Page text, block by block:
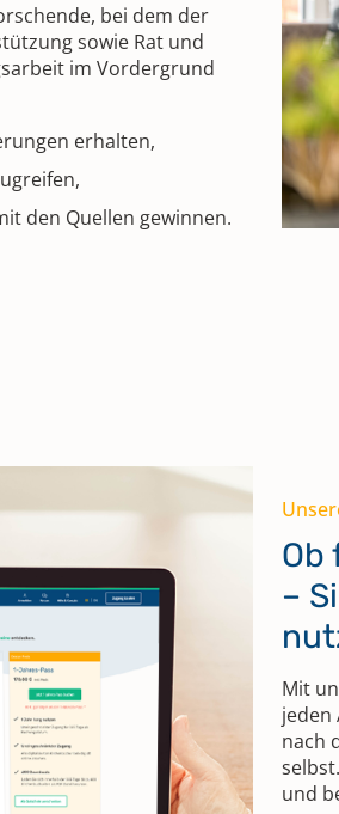
bei dem der
sowie Rat und
im Vordergrund
erhalten,
den Quellen gewinnen.
Ob
–
Mit
jeden
nach
und